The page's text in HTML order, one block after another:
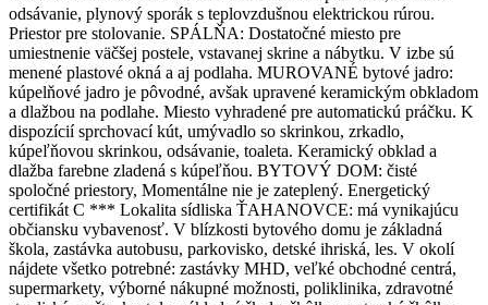
odsávanie, plynový sporák s teplovzdušnou elektrickou rúrou.
Priestor pre stolovanie. SPÁLŇA: Dostatočné miesto pre
umiestnenie väčšej postele, vstavanej skrine a nábytku. V izbe sú
menené plastové okná a aj podlaha. MUROVANÉ bytové jadro:
kúpelňové jadro je pôvodné, avšak upravené keramickým obkladom
a dlažbou na podlahe. Miesto vyhradené pre automatickú práčku. K
dispozícií sprchovací kút, umývadlo so skrinkou, zrkadlo,
kúpeľňovou skrinkou, odsávanie, toaleta. Keramický obklad a
dlažba farebne zladená s kúpeľňou. BYTOVÝ DOM: čisté
spoločné priestory, Momentálne nie je zateplený. Energetický
certifikát C *** Lokalita sídliska ŤAHANOVCE: má vynikajúcu
občiansku vybavenosť. V blízkosti bytového domu je základná
škola, zastávka autobusu, parkovisko, detské ihriská, les. V okolí
nájdete všetko potrebné: zastávky MHD, veľké obchodné centrá,
supermarkety, výborné nákupné možnosti, poliklinika, zdravotné